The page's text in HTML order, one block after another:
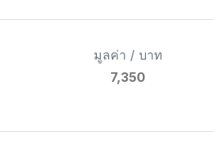
มูลค่า / บาท
7,350